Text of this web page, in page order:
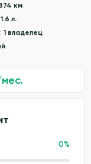
км
1.6 л.
1 владелец
0%